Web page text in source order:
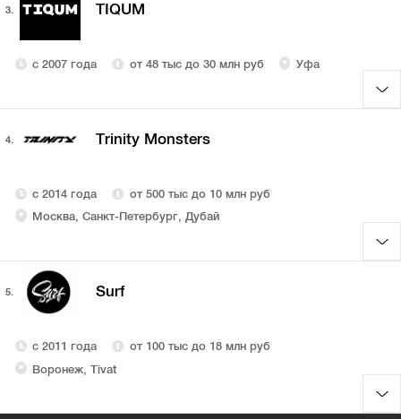
3. TIQUM
с 2007 года от 48 тыс до 30 млн руб Уфа
4. Trinity Monsters
с 2014 года
от 500 тыс до 10 млн руб
Москва, Санкт-Петербург, Дубай
5. Surf
с 2011 года
от 100 тыс до 18 млн руб
Воронеж, Tivat